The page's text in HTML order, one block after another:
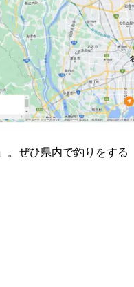
。ぜひ県内で釣りをする